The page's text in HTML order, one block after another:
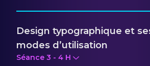
Design typographique et
modes d’utilisation
Séance 3 - 4 H